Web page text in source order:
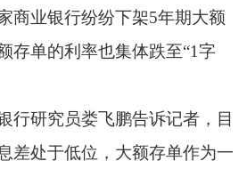
商业银行纷纷下架5年期大额
存单的利率也集体跌至“1字
研究员娄飞鹏告诉记者，目
差处于低位，大额存单作为一